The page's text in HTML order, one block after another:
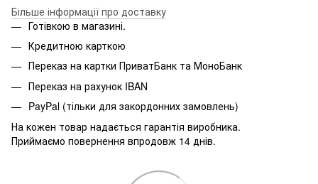
Більше інформації про доставку
Готівкою в магазині.
Кредитною карткою
Переказ на картки ПриватБанк та МоноБанк
Переказ на рахунок IBAN
PayPal (тільки для закордонних замовлень)
На кожен товар надається гарантія виробника.
Приймаємо повернення впродовж 14 днів.